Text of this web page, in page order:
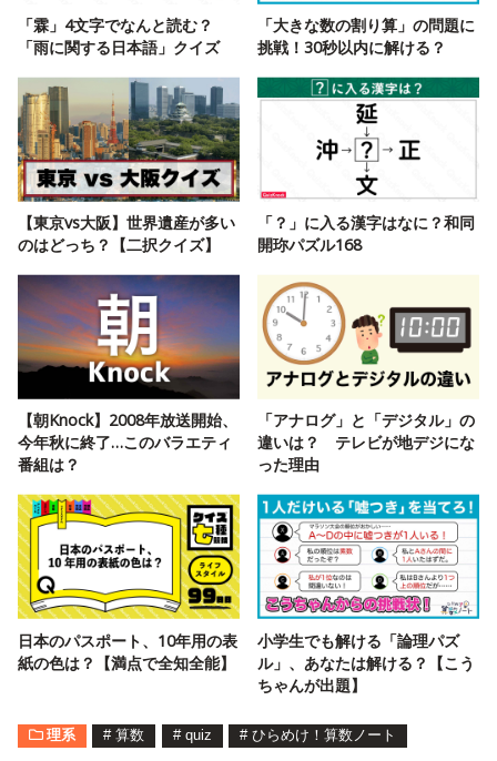
「霖」4文字でなんと読む？
「雨に関する日本語」クイズ
「大きな数の割り算」の問題に
挑戦！30秒以内に解ける？
【東京vs大阪】世界遺産が多い
のはどっち？【二択クイズ】
「？」に入る漢字はなに？和同
開珎パズル168
【朝Knock】2008年放送開始、
今年秋に終了…このバラエティ
番組は？
「アナログ」と「デジタル」の
違いは？ テレビが地デジにな
った理由
日本のパスポート、10年用の表
紙の色は？【満点で全知全能】
小学生でも解ける「論理パズ
ル」、あなたは解ける？【こう
ちゃんが出題】
理系 # 算数 # quiz # ひらめけ！算数ノート